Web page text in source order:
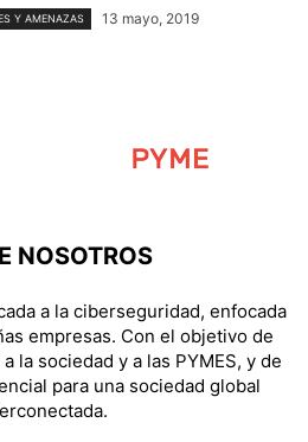
Y AMENAZAS 13 mayo, 2019
NOSOTROS
a la ciberseguridad, enfocada
empresas. Con el objetivo de
la sociedad y a las PYMES, y de
para una sociedad global